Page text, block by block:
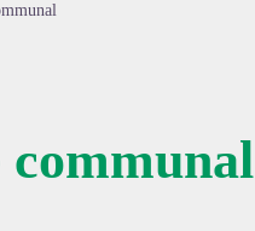
communal